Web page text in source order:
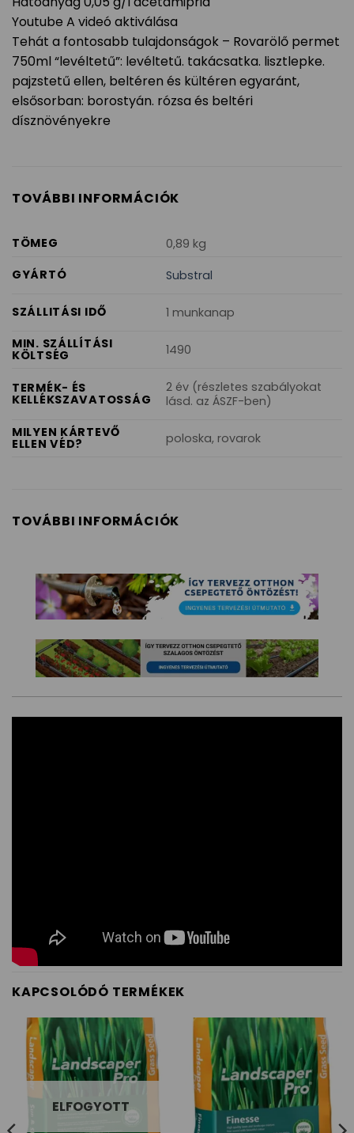
Youtube A videó aktiválása
Tehát a fontosabb tulajdonságok – Rovarölő permet
750ml “levéltetű”: levéltetű. takácsatka. lisztlepke.
pajzstetű ellen, beltéren és kültéren egyaránt,
elsősorban: borostyán. rózsa és beltéri
dísznövényekre
TOVÁBBI INFORMÁCIÓK
TÖMEG
0,89 kg
GYÁRTÓ
Substral
SZÁLLITÁSI IDŐ
1 munkanap
MIN. SZÁLLÍTÁSI
KÖLTSÉG 1490
TERMÉK- ÉS
KELLÉKSZAVATOSSÁG
2 év (részletes szabályokat
lásd. az ÁSZF-ben)
MILYEN KÁRTEVŐ
ELLEN VÉD? poloska, rovarok
TOVÁBBI INFORMÁCIÓK
KAPCSOLÓDÓ TERMÉKEK
ELFOGYOTT